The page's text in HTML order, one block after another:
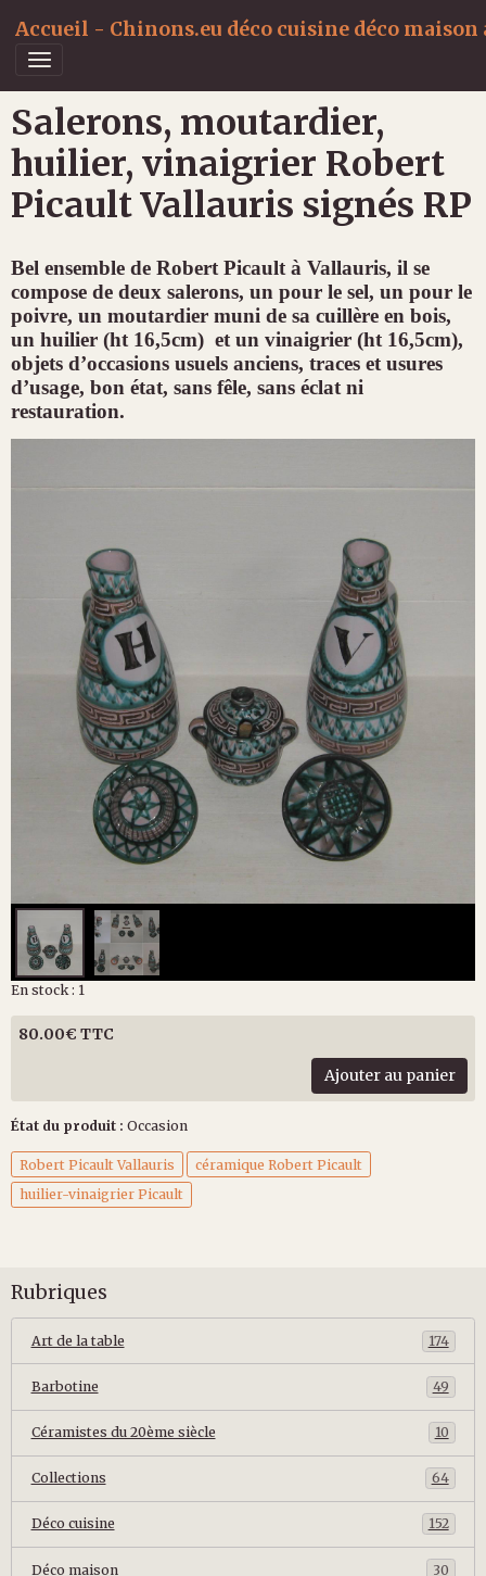
Accueil - Chinons.eu déco cuisine déco
Salerons, moutardier,
huilier, vinaigrier Robert
Picault Vallauris signés RP
Bel ensemble de Robert Picault à Vallauris, il se
compose de deux salerons, un pour le sel, un pour le
poivre, un moutardier muni de sa cuillère en bois,
un huilier (ht 16,5cm) et un vinaigrier (ht 16,5cm),
objets d’occasions usuels anciens, traces et usures
d’usage, bon état, sans fêle, sans éclat ni
restauration.
En stock : 1
80.00€ TTC
Ajouter au panier
État du produit : Occasion
Robert Picault Vallauris
céramique Robert Picault
huilier-vinaigrier Picault
Rubriques
Art de la table 174
Barbotine 49
Céramistes du 20ème siècle 10
Collections 64
Déco cuisine 152
Déco maison 30